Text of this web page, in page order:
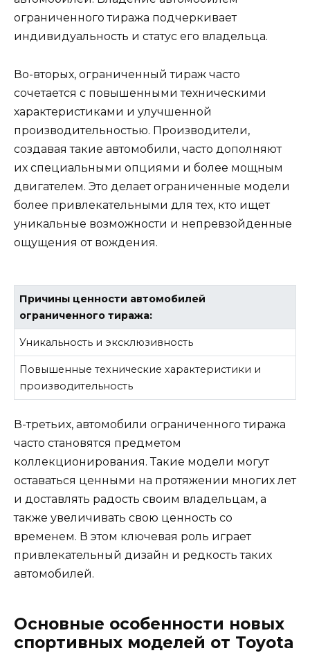
ограниченного тиража подчеркивает
индивидуальность и статус его владельца.
Во-вторых, ограниченный тираж часто
сочетается с повышенными техническими
характеристиками и улучшенной
производительностью. Производители,
создавая такие автомобили, часто дополняют
их специальными опциями и более мощным
двигателем. Это делает ограниченные модели
более привлекательными для тех, кто ищет
уникальные возможности и непревзойденные
ощущения от вождения.
Причины ценности автомобилей
ограниченного тиража:
Уникальность и эксклюзивность
Повышенные технические характеристики и
производительность
В-третьих, автомобили ограниченного тиража
часто становятся предметом
коллекционирования. Такие модели могут
оставаться ценными на протяжении многих лет
и доставлять радость своим владельцам, а
также увеличивать свою ценность со
временем. В этом ключевая роль играет
привлекательный дизайн и редкость таких
автомобилей.
Основные особенности новых
спортивных моделей от Toyota